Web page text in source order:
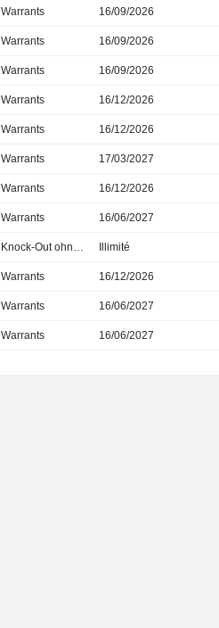
Warrants 16/09/2026
Warrants 16/09/2026
Warrants 16/09/2026
Warrants 16/12/2026
Warrants 16/12/2026
Warrants 17/03/2027
Warrants 16/12/2026
Warrants 16/06/2027
Knock-Out ohne Stop Loss Illimité
Warrants 16/12/2026
Warrants 16/06/2027
Warrants 16/06/2027